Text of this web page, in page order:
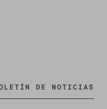
DE NOTICIAS